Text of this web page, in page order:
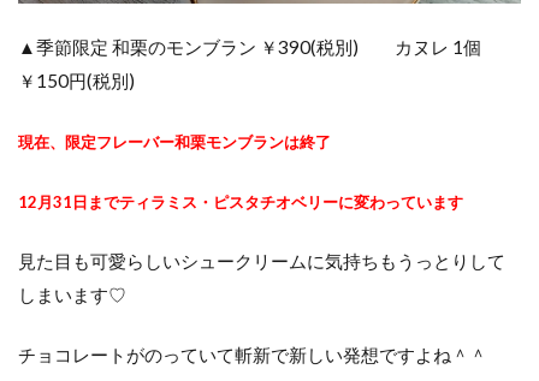
▲季節限定 和栗のモンブラン ￥390(税別) カヌレ 1個
￥150円(税別)
現在、限定フレーバー和栗モンブランは終了
12月31日までティラミス・ピスタチオベリーに変わっています
見た目も可愛らしいシュークリームに気持ちもうっとりして
しまいます♡
チョコレートがのっていて斬新で新しい発想ですよね＾＾